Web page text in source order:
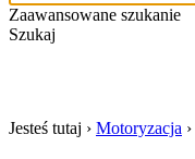
Zaawansowane szukanie
Szukaj
Jesteś tutaj › Motoryzacja ›